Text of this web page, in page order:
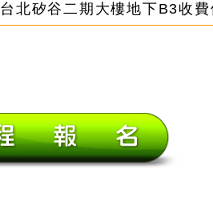
台北矽谷二期大樓地下B3收